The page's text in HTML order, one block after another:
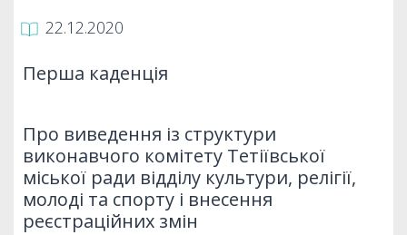
22.12.2020
Перша каденція
Про виведення із структури
виконавчого комітету Тетіївської
міської ради відділу культури, релігії,
молоді та спорту і внесення
реєстраційних змін